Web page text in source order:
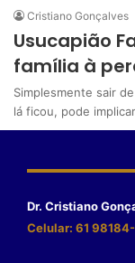
Cristiano Gonçalves
Usucapião
família à
Simplesmente sair
lá ficou, pode
Dr. Cristiano
Celular: 61